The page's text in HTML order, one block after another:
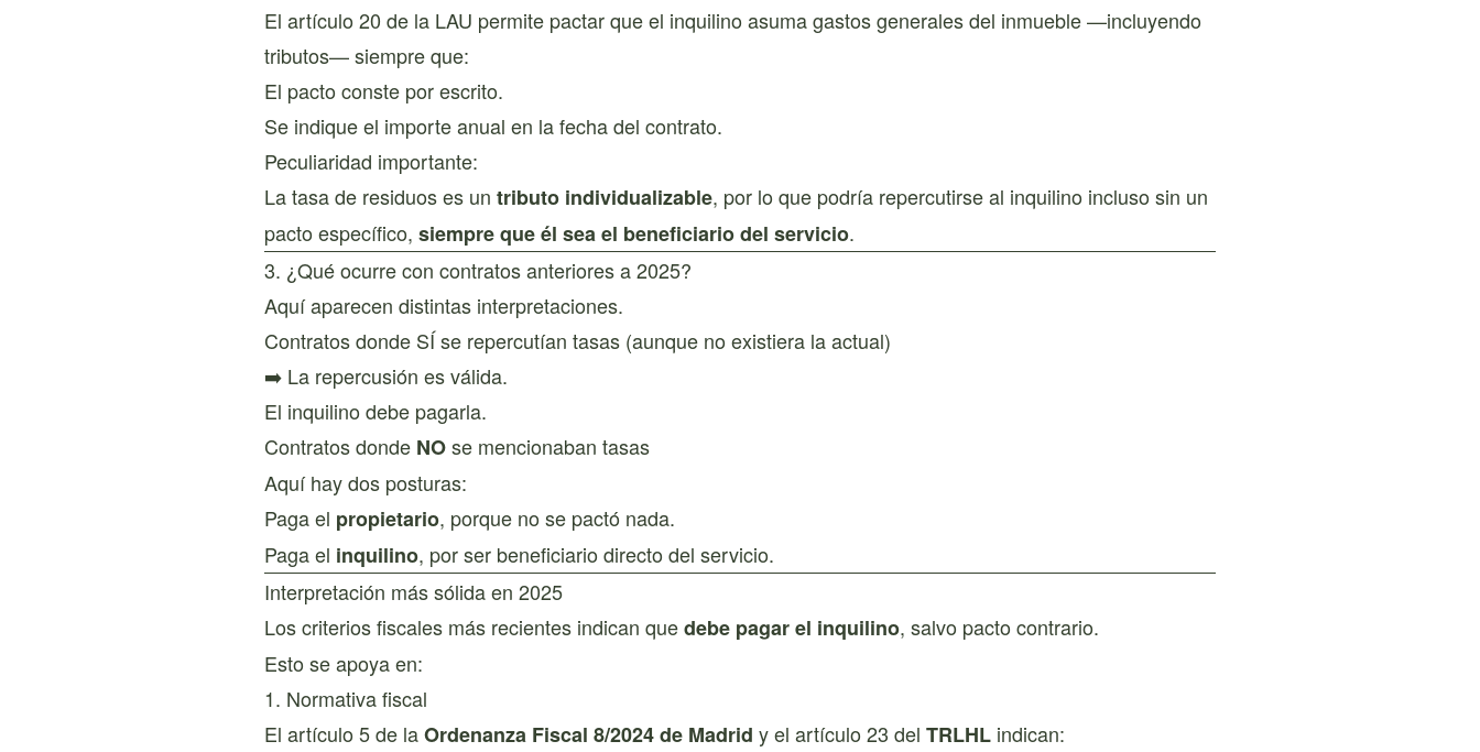
El artículo 20 de la LAU permite pactar que el inquilino asuma gastos generales del inmueble —incluyendo
tributos— siempre que:
El pacto conste por escrito.
Se indique el importe anual en la fecha del contrato.
Peculiaridad importante:
La tasa de residuos es un tributo individualizable, por lo que podría repercutirse al inquilino incluso sin un
pacto específico, siempre que él sea el beneficiario del servicio.
3. ¿Qué ocurre con contratos anteriores a 2025?
Aquí aparecen distintas interpretaciones.
Contratos donde SÍ se repercutían tasas (aunque no existiera la actual)
➡️ La repercusión es válida.
El inquilino debe pagarla.
Contratos donde NOse mencionaban tasas
Aquí hay dos posturas:
Paga el propietario, porque no se pactó nada.
Paga el inquilino, por ser beneficiario directo del servicio.
Interpretación más sólida en 2025
Los criterios fiscales más recientes indican quedebe pagar el inquilino, salvo pacto contrario.
Esto se apoya en:
1. Normativa fiscal
El artículo 5 de laOrdenanza Fiscal 8/2024 de Madrid y el artículo 23 del TRLHL indican: